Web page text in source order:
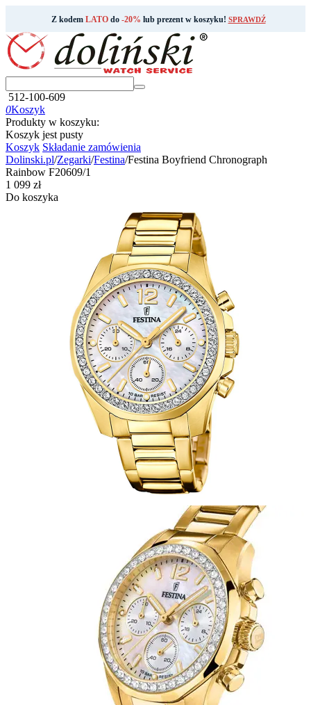
Z kodem LATOdo -20% lub prezent w koszyku! SPRAWDŹ
512-100-609
0Koszyk
Produkty w koszyku:
Koszyk jest pusty
Koszyk Składanie zamówienia
Dolinski.pl/Zegarki/Festina/Festina Boyfriend Chronograph
Rainbow F20609/1
‍1 099‍ zł
Do koszyka